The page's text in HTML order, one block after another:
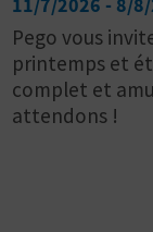
11/7/2026 - 8/
Pego vous
printemps et
complet et
attendons !